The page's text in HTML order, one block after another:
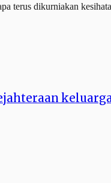
terus dikurniakan